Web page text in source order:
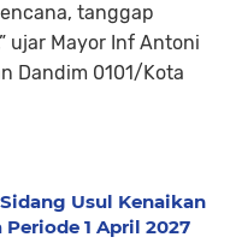
tanggap
ujar Mayor Inf Antoni
Dandim 0101/Kota
Usul Kenaikan
1 April 2027